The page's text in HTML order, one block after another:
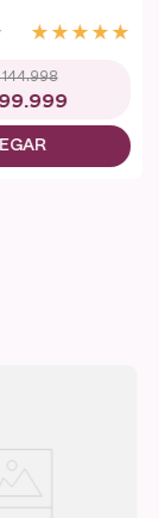
★★★★★
.998
.999